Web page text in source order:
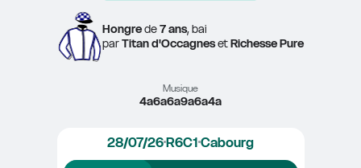
Hongre de 7 ans, bai
par Titan d'Occagnes et Richesse Pure
Musique
4a6a6a9a6a4a
28/07/26R6C1 Cabourg